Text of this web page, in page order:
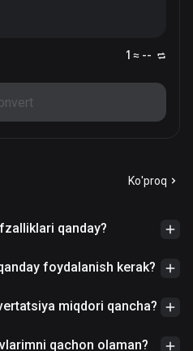
1 ≈ --
Ko'proq
qanday?
foydalanish kerak?
miqdori qancha?
qachon olaman?